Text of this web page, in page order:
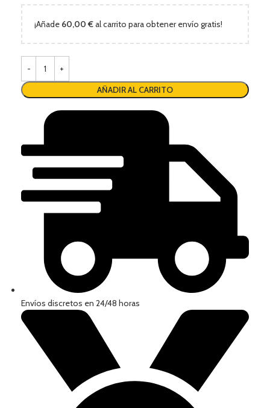
¡Añade 60,00 €al carrito para obtener envío gratis!
AÑADIR AL CARRITO
Envíos discretos en 24/48 horas